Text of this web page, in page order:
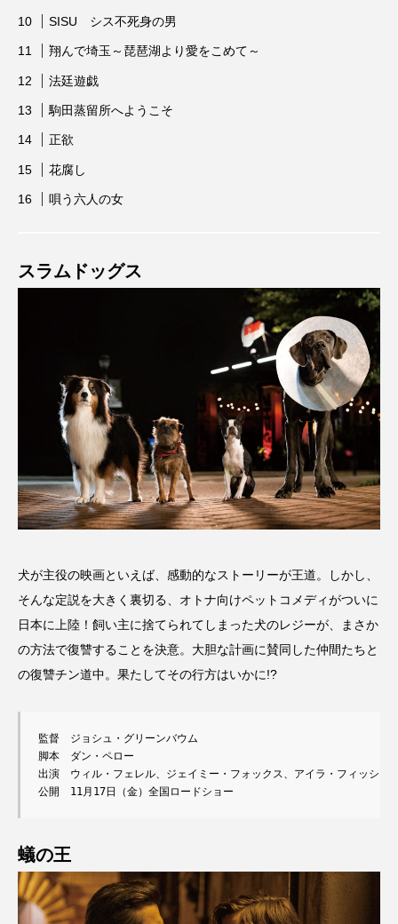
SISU シス不死身の男
翔んで埼玉～琵琶湖より愛をこめて～
法廷遊戯
駒田蒸留所へようこそ
正欲
花腐し
唄う六人の女
スラムドッグス
犬が主役の映画といえば、感動的なストーリーが王道。しかし、
そんな定説を大きく裏切る、オトナ向けペットコメディがついに
日本に上陸！飼い主に捨てられてしまった犬のレジーが、まさか
の方法で復讐することを決意。大胆な計画に賛同した仲間たちと
の復讐チン道中。果たしてその行方はいかに!?
監督　ジョシュ・グリーンバウム
脚本　ダン・ペロー
出演　ウィル・フェレル、ジェイミー・フォックス、アイラ・フィッシ
公開　11月17日（金）全国ロードショー
蟻の王